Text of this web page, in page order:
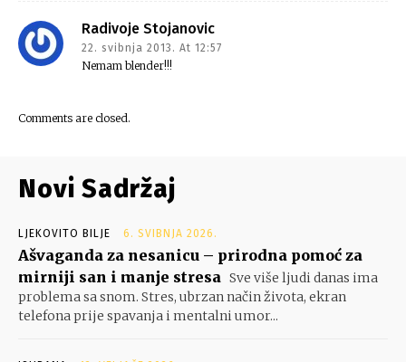
Radivoje Stojanovic
22. svibnja 2013. At 12:57
Nemam blender!!!
Comments are closed.
Novi Sadržaj
LJEKOVITO BILJE 6. SVIBNJA 2026.
Ašvaganda za nesanicu – prirodna pomoć za
mirniji san i manje stresa Sve više ljudi danas ima
problema sa snom. Stres, ubrzan način života, ekran
telefona prije spavanja i mentalni umor...